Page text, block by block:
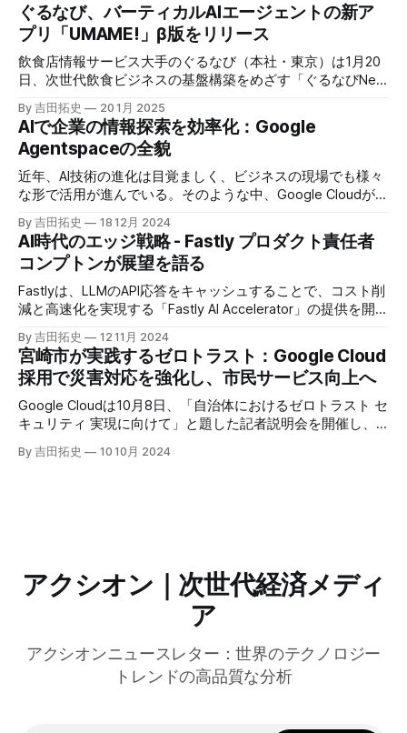
ぐるなび、バーティカルAIエージェントの新ア
プリ「UMAME!」β版をリリース
飲食店情報サービス大手のぐるなび（本社・東京）は1月20
日、次世代飲食ビジネスの基盤構築をめざす「ぐるなびNext
プロジェクト」の初成果として、新たな飲食店探索アプリ
「UMAME!（うまみー！）」のβ版を公開した。
By 吉田拓史 20 1月 2025
AIで企業の情報探索を効率化：Google
Agentspaceの全貌
近年、AI技術の進化は目覚ましく、ビジネスの現場でも様々
な形で活用が進んでいる。そのような中、Google Cloudが新
たに発表したGoogle Agentspaceは、いま注目を集めるAIエ
ージェントがエンタープライズITを大きく変革する予兆と言
えるだろう。
By 吉田拓史 18 12月 2024
AI時代のエッジ戦略 - Fastly プロダクト責任者
コンプトンが展望を語る
Fastlyは、LLMのAPI応答をキャッシュすることで、コスト削
減と高速化を実現する「Fastly AI Accelerator」の提供を開始
した。キップ・コンプトン最高プロダクト責任者（CPO）
は、類似した質問への応答を再利用し、効率的な処理を可能
にすると説明した。さらに、コンプトンは、エッジコンピュ
ーティングの利点を活かしたパーソナライズや、エッジにお
けるGPUの経済性、セキュリティへの取り組みなど、Fastly
のAI戦略について語った。
By 吉田拓史 12 11月 2024
宮崎市が実践するゼロトラスト：Google Cloud
採用で災害対応を強化し、市民サービス向上へ
Google Cloudは10月8日、「自治体におけるゼロトラスト セ
キュリティ 実現に向けて」と題した記者説明会を開催し、
自治体向けにゼロトラストセキュリティ導入を支援するプロ
グラムを発表した。宮崎市の事例では、Google Workspace
By 吉田拓史 10 10月 2024
アクシオン｜次世代経済メディ
ア
アクシオンニュースレター：世界のテクノロジー
トレンドの高品質な分析